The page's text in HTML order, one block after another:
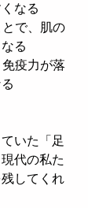
なる
で、肌の
る
疫力が落
いた「足
代の私た
してくれ